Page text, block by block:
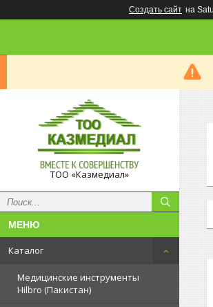
Создать сайт на
ТОО «Казмедиал»
Каталог
Медицинские инструменты
Hilbro (Пакистан)